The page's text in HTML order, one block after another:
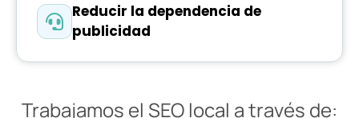
Reducir la dependencia de
publicidad
Trabajamos el SEO local a través de: